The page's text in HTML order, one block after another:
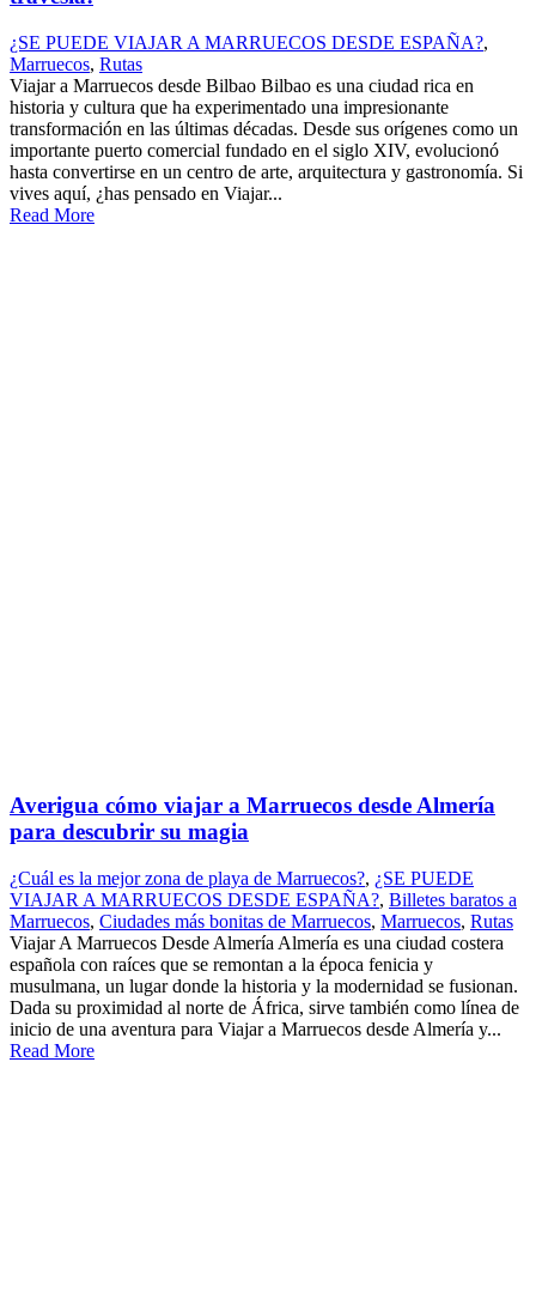
¿SE PUEDE VIAJAR A MARRUECOS DESDE ESPAÑA?,
Marruecos, Rutas
Viajar a Marruecos desde Bilbao Bilbao es una ciudad rica en
historia y cultura que ha experimentado una impresionante
transformación en las últimas décadas. Desde sus orígenes como un
importante puerto comercial fundado en el siglo XIV, evolucionó
hasta convertirse en un centro de arte, arquitectura y gastronomía. Si
vives aquí, ¿has pensado en Viajar...
Read More
Averigua cómo viajar a Marruecos desde Almería
para descubrir su magia
¿Cuál es la mejor zona de playa de Marruecos?, ¿SE PUEDE
VIAJAR A MARRUECOS DESDE ESPAÑA?, Billetes baratos a
Marruecos, Ciudades más bonitas de Marruecos, Marruecos, Rutas
Viajar A Marruecos Desde Almería Almería es una ciudad costera
española con raíces que se remontan a la época fenicia y
musulmana, un lugar donde la historia y la modernidad se fusionan.
Dada su proximidad al norte de África, sirve también como línea de
inicio de una aventura para Viajar a Marruecos desde Almería y...
Read More